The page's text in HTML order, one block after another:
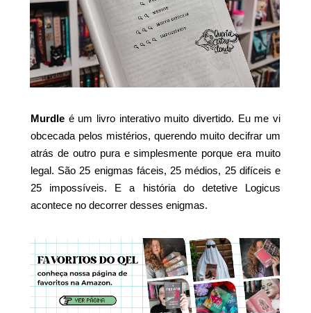
Murdle é um livro interativo muito divertido. Eu me vi
obcecada pelos mistérios, querendo muito decifrar um
atrás de outro pura e simplesmente porque era muito
legal. São 25 enigmas fáceis, 25 médios, 25 difíceis e
25 impossíveis. E a história do detetive Logicus
acontece no decorrer desses enigmas.